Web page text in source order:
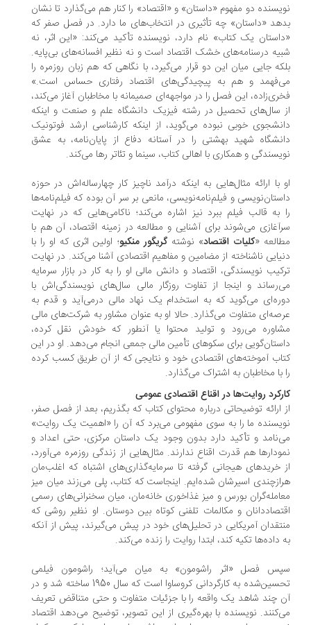
دو مفهوم «داستان» و «اقتصاد» را کنار هم می‌گذارد تا نشان
«داستان» چه تأثیری در انتخاب‌های ما دارد. در فصل صفر که
یک کتاب» نام دارد، نویسنده تأکید می‌کند: «این اثر، نه
درسنامه‌های خشک اقتصاد است و نه نظیر افسانه‌های بی‌پایه.
جایی میان این دو قرار می‌گیرد، با نگاهی که هم زبان روزمره را
و هم به پیچیدگی‌های اقتصاد رفتاری حساس است.»
این فصل را در مواجهه‌ای صمیمانه‌‌ با مخاطبان آغاز می‌کند،
سال‌های تحصیل در رشته فیزیک دانشگاه علم و صنعت و اینکه
خوبی نبوده می‌گوید، از اینکه کارشناسی ارشد فوتونیک
شهید بهشتی را در آستانه دفاع از پایان‌نامه، به عشق
و همکاری با اهالی کتاب، سینما و تئاتر رها می‌کند.
با ارائه مثال‌هایی به اینکه درآمد ناچیز کار چهارساله‌اش در حوزه
و فیلم‌نامه‌نویسی، مانعی بر سر آن بوده که فیلم‌نامه‌ها
به قالب فیلم ببرد نیز اشاره می‌کند؛ ناکامی‌هایی که در نهایت
می‌شوند برای آشنایی و مطالعه در زمینه اقتصاد، آن هم با
«کلیات اقتصاد » نوشته گریگور منکیو؛ اولین اثری که او را با
ناشناخته از مضامین و مفاهیم اقتصادی آشنا می‌کند. در نهایت
نویسندگی، اقتصاد و دانش مالی او را به کار در بازار سرمایه
و اینجا از تفاوت روزگار مالی سال‌های نویسندگی‌اش با
می‌گوید که به استخدام یک نهاد مالی درمی‌آید و قدم به
متفاوت می‌گذارد. حالا او به عنوان مشاور به شرکت‌های مالی
می‌رود و تولید محتوا یا آنطور که خودش نقل کرده،
برای سکوهای تأمین مالی جمعی انجام می‌دهد. او در این
آموخته‌های اقتصادی خود و نتایجی که از آن طریق کسب کرده
با مخاطبان به اشتراک می‌گذارد.
روایت‌ها در اقناع اقتصادی عمومی
ارائه توضیحاتی درباره محتوای کتاب که بگذریم، بعد از فصل صفر،
ما را به سوی مفهومی می‌برد که آن را «اهمیت یک روایت»
و تأکید دارد بدون وجود یک داستان مرکزی، حتی اعداد و
هم قدرت اقناع ندارند. مثال‌هایی از زندگی روزمره می‌آورد،
خریدهای هیجانی گرفته تا سرمایه‌گذاری‌های اشتباه که اغلب‌مان
اسیرشان شده‌ایم. اینجاست که کتاب، پلی می‌زند میان میز
بورس و میز غذاخوری خانه‌مان، میان سخنرانی‌های رسمی
و مکالمات تلفنی کوتاه بین دوستان. او نظیر روشی که
آمریکایی در تحلیل‌های خود در پیش می‌گیرند، پیش از آنکه
داده‌ها تکیه کند، ابتدا روایت را زنده می‌کند.
فصل «اثر راشومون» به میان می‌آید؛ راشومون فیلمی
تحسین‌شده به کارگردانی کروساوا است که سال 1950 ساخته شد و در
چند شاهد یک واقعه را با جزئیات متفاوت و حتی متناقض تعریف
نویسنده با بهره‌گیری از این تصویر، توضیح می‌دهد اقتصاد